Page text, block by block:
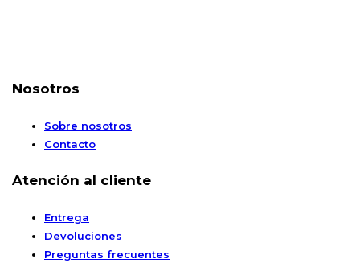
Nosotros
Sobre nosotros
Contacto
Atención al cliente
Entrega
Devoluciones
Preguntas frecuentes